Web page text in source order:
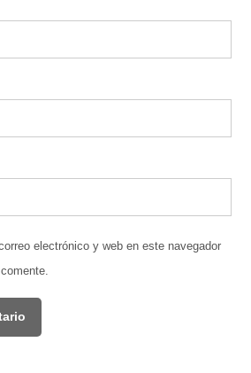
electrónico y web en este navegador